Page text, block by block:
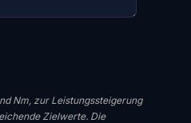
Nm, zur Leistungssteigerung
Zielwerte. Die